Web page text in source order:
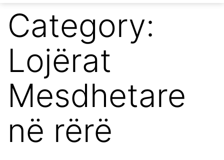
Category:
Lojërat
Mesdhetare
në rërë